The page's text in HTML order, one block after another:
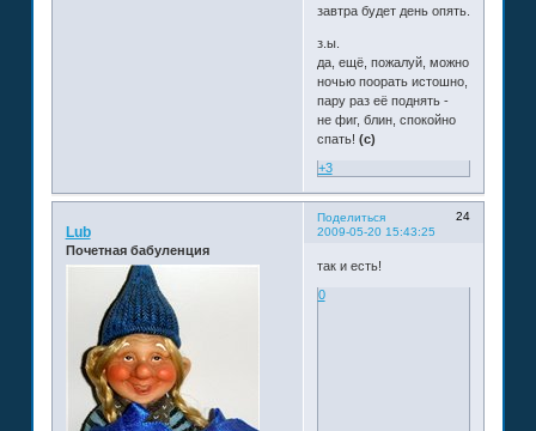
завтра будет день опять.
з.ы.
да, ещё, пожалуй, можно
ночью поорать истошно,
пару раз её поднять -
не фиг, блин, спокойно
спать! (с)
+3
Поделиться
24
2009-05-20 15:43:25
Lub
Почетная бабуленция
так и есть!
0